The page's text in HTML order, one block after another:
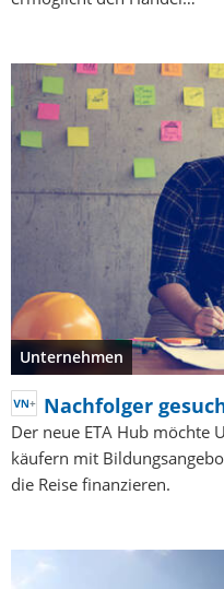
Unternehmen
Nachfolger
Der neue ETA Hub möchte
käufern mit
die Reise finanzieren.